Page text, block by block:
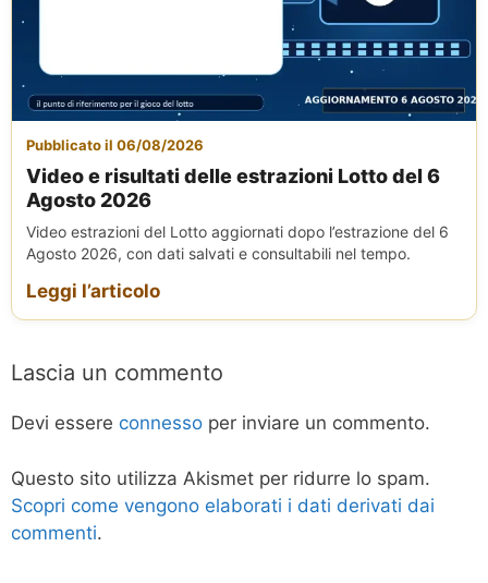
Pubblicato il 06/08/2026
Video e risultati delle estrazioni Lotto del 6
Agosto 2026
Video estrazioni del Lotto aggiornati dopo l’estrazione del 6
Agosto 2026, con dati salvati e consultabili nel tempo.
Leggi l’articolo
Lascia un commento
Devi essere connesso per inviare un commento.
Questo sito utilizza Akismet per ridurre lo spam.
Scopri come vengono elaborati i dati derivati dai
commenti.